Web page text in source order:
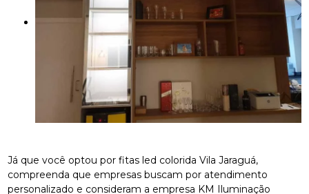
Já que você optou por fitas led colorida Vila Jaraguá,
compreenda que empresas buscam por atendimento
personalizado e consideram a empresa KM Iluminação